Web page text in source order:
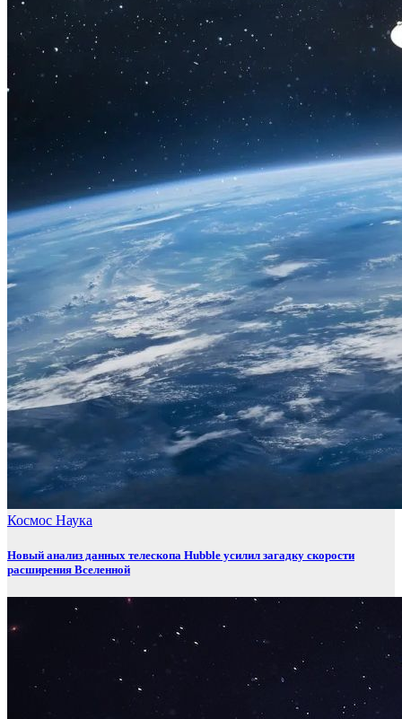
Космос Наука
Новый анализ данных телескопа Hubble усилил загадку скорости
расширения Вселенной